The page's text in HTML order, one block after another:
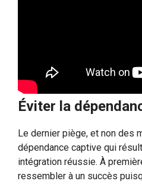
Éviter la
Le dernier piège, et non des
dépendance captive qui
intégration réussie. À
ressembler à un succès